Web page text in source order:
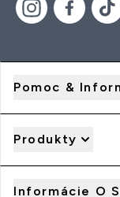
Pomoc &
Produkty
Informácie O